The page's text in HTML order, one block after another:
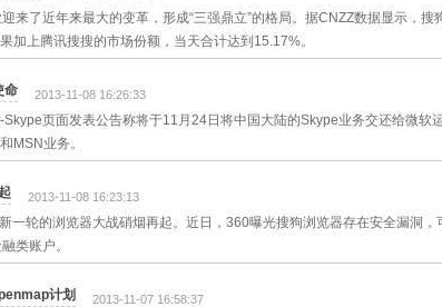
来了近年来最大的变革，形成“三强鼎立”的格局。据CNZZ数据显示，搜
加上腾讯搜搜的市场份额，当天合计达到15.17%。
命 2013-11-08 16:26:33
页面发表公告称将于11月24日将中国大陆的Skype业务交还给微软
MSN业务。
2013-11-08 16:23:13
一轮的浏览器大战硝烟再起。近日，360曝光搜狗浏览器存在安全漏洞，
类账户。
计划 2013-11-07 16:58:37